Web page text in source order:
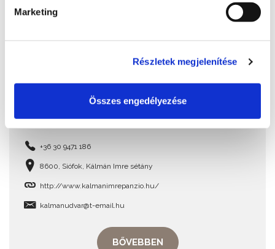
Marketing
Részletek megjelenítése
Összes engedélyezése
Kálmán Imre Panzió
+36 30 9471 186
8600, Siófok, Kálmán Imre sétány
http://www.kalmanimrepanzio.hu/
kalmanudvar@t-email.hu
BŐVEBBEN